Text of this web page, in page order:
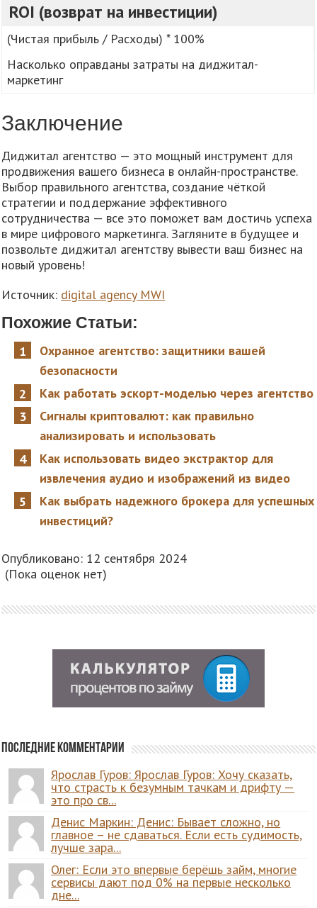
ROI (возврат на инвестиции)
(Чистая прибыль / Расходы) * 100%
Насколько оправданы затраты на диджитал-
маркетинг
Заключение
Диджитал агентство — это мощный инструмент для
продвижения вашего бизнеса в онлайн-пространстве.
Выбор правильного агентства, создание чёткой
стратегии и поддержание эффективного
сотрудничества — все это поможет вам достичь успеха
в мире цифрового маркетинга. Загляните в будущее и
позвольте диджитал агентству вывести ваш бизнес на
новый уровень!
Источник: digital agency MWI
Похожие Статьи:
Охранное агентство: защитники вашей
безопасности
Как работать эскорт-моделью через агентство
Сигналы криптовалют: как правильно
анализировать и использовать
Как использовать видео экстрактор для
извлечения аудио и изображений из видео
Как выбрать надежного брокера для успешных
инвестиций?
Опубликовано: 12 сентября 2024
(Пока оценок нет)
Последние комментарии
Ярослав Гуров: Ярослав Гуров: Хочу сказать,
что страсть к безумным тачкам и дрифту —
это про св...
Денис Маркин: Денис: Бывает сложно, но
главное – не сдаваться. Если есть судимость,
лучше зара...
Олег: Если это впервые берёшь займ, многие
сервисы дают под 0% на первые несколько
дне...